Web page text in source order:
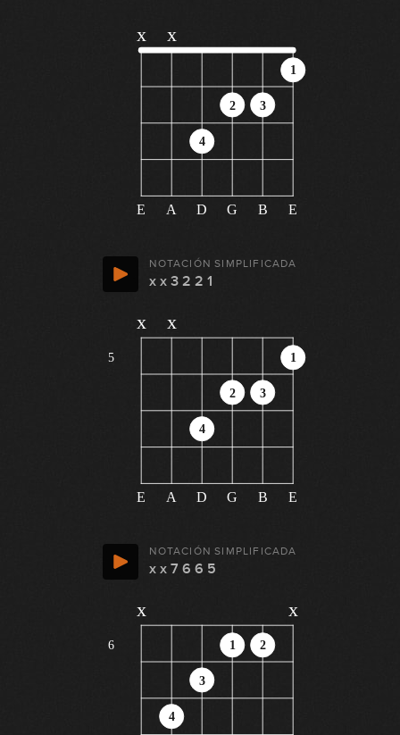
E A D G B E
x x
4
2 3
1
NOTACIÓN SIMPLIFICADA
x x 3 2 2 1
5
E A D G B E
x x
4
2 3
1
NOTACIÓN SIMPLIFICADA
x x 7 6 6 5
6
x
4
3
1 2
x